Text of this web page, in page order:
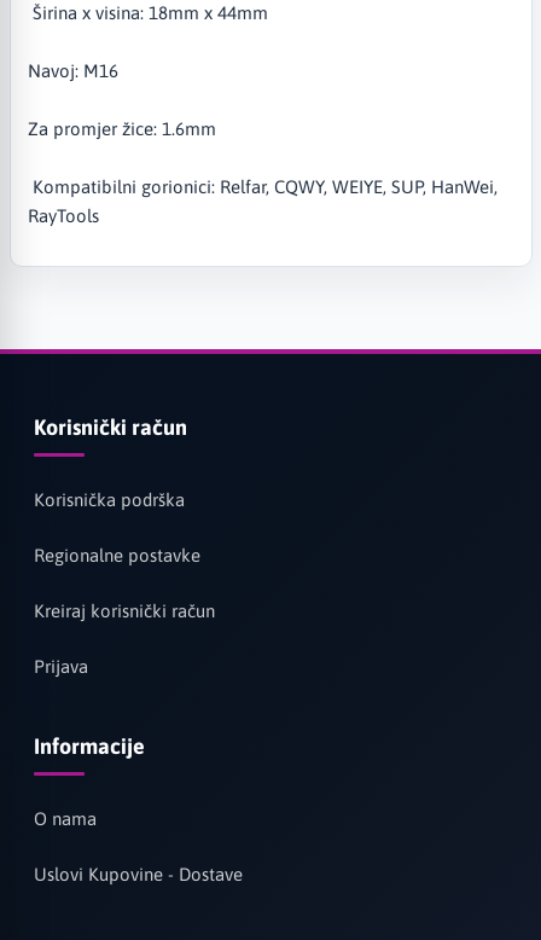
Širina x visina: 18mm x 44mm
Navoj: M16
Za promjer žice: 1.6mm
Kompatibilni gorionici: Relfar, CQWY, WEIYE, SUP, HanWei,
RayTools
Korisnički račun
Korisnička podrška
Regionalne postavke
Kreiraj korisnički račun
Prijava
Informacije
O nama
Uslovi Kupovine - Dostave